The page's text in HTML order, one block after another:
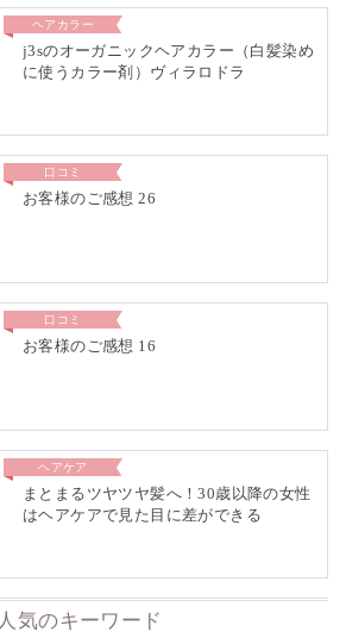
ヘアカラー
j3sのオーガニックヘアカラー（白髪染め
に使うカラー剤）ヴィラロドラ
口コミ
お客様のご感想 26
口コミ
お客様のご感想 16
ヘアケア
まとまるツヤツヤ髪へ！30歳以降の女性
はヘアケアで見た目に差ができる
人気のキーワード